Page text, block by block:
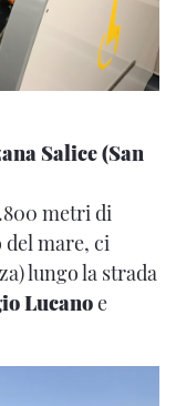
Salice (San
metri di
del mare, ci
lungo la strada
Lucanoe